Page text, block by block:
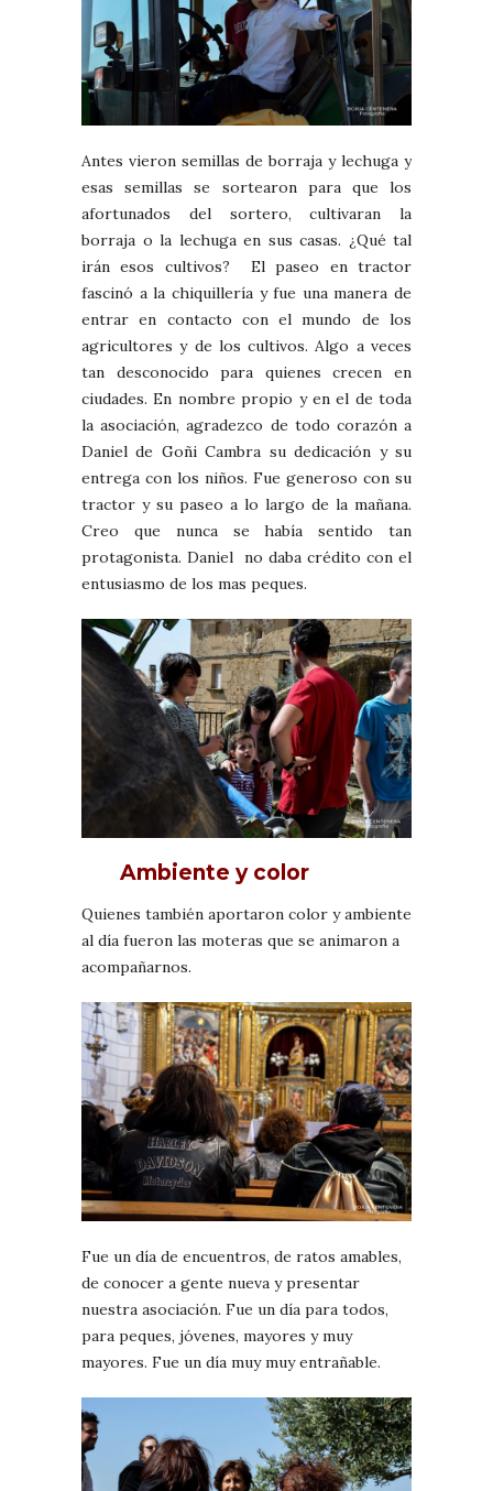
Antes vieron semillas de borraja y lechuga y
esas semillas se sortearon para que los
afortunados del sortero, cultivaran la
borraja o la lechuga en sus casas. ¿Qué tal
irán esos cultivos? El paseo en tractor
fascinó a la chiquillería y fue una manera de
entrar en contacto con el mundo de los
agricultores y de los cultivos. Algo a veces
tan desconocido para quienes crecen en
ciudades. En nombre propio y en el de toda
la asociación, agradezco de todo corazón a
Daniel de Goñi Cambra su dedicación y su
entrega con los niños. Fue generoso con su
tractor y su paseo a lo largo de la mañana.
Creo que nunca se había sentido tan
protagonista. Daniel no daba crédito con el
entusiasmo de los mas peques.
Ambiente y color
Quienes también aportaron color y ambiente
al día fueron las moteras que se animaron a
acompañarnos.
Fue un día de encuentros, de ratos amables,
de conocer a gente nueva y presentar
nuestra asociación. Fue un día para todos,
para peques, jóvenes, mayores y muy
mayores. Fue un día muy muy entrañable.